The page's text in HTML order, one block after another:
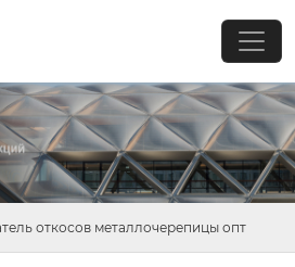
откосов металлочерепицы опт